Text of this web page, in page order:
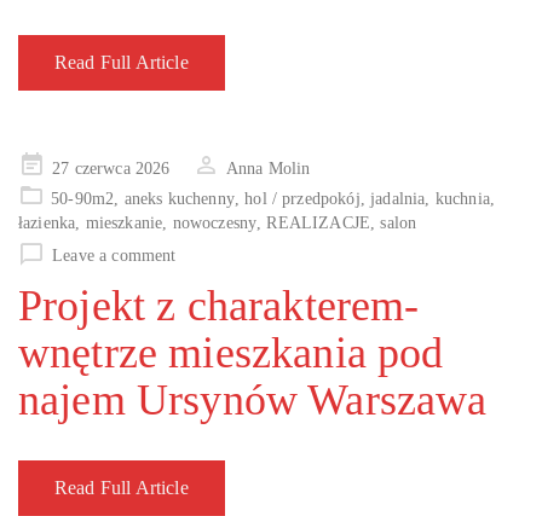
Read Full Article
Posted
on
27 czerwca 2026
Anna Molin
50-90m2, aneks kuchenny,hol / przedpokój,jadalnia, kuchnia,
łazienka, mieszkanie, nowoczesny,REALIZACJE,salon
Leave a comment
Projekt z charakterem-
wnętrze mieszkania pod
najem Ursynów Warszawa
Read Full Article